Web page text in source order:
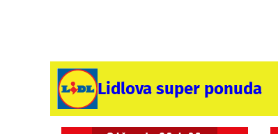
Lidlova super ponuda